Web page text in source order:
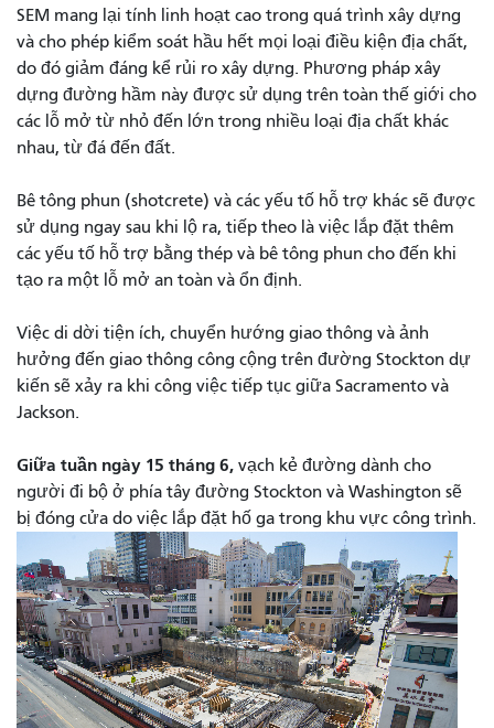
SEM mang lại tính linh hoạt cao trong quá trình xây dựng
và cho phép kiểm soát hầu hết mọi loại điều kiện địa chất,
do đó giảm đáng kể rủi ro xây dựng. Phương pháp xây
dựng đường hầm này được sử dụng trên toàn thế giới cho
các lỗ mở từ nhỏ đến lớn trong nhiều loại địa chất khác
nhau, từ đá đến đất.
Bê tông phun (shotcrete) và các yếu tố hỗ trợ khác sẽ được
sử dụng ngay sau khi lộ ra, tiếp theo là việc lắp đặt thêm
các yếu tố hỗ trợ bằng thép và bê tông phun cho đến khi
tạo ra một lỗ mở an toàn và ổn định.
Việc di dời tiện ích, chuyển hướng giao thông và ảnh
hưởng đến giao thông công cộng trên đường Stockton dự
kiến ​​sẽ xảy ra khi công việc tiếp tục giữa Sacramento và
Jackson.
Giữa tuần ngày 15 tháng 6, vạch kẻ đường dành cho
người đi bộ ở phía tây đường Stockton và Washington sẽ
bị đóng cửa do việc lắp đặt hố ga trong khu vực công trình.